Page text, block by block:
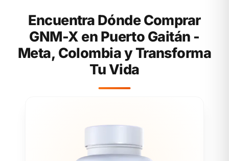
Encuentra Dónde Comprar
GNM-X en Puerto Gaitán -
Meta, Colombia y Transforma
Tu Vida